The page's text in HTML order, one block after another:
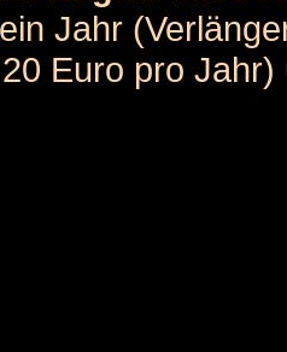
Jahr
Euro pro